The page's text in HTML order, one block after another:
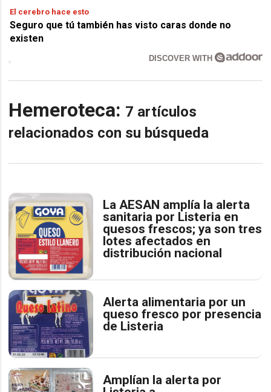
El cerebro hace esto
Seguro que tú también has visto caras donde no
existen
DISCOVER WITH
Hemeroteca: 7 artículos
relacionados con su búsqueda
La AESAN amplía la alerta
sanitaria por Listeria en
quesos frescos; ya son tres
lotes afectados en
distribución nacional
Alerta alimentaria por un
queso fresco por presencia
de Listeria
Amplían la alerta por